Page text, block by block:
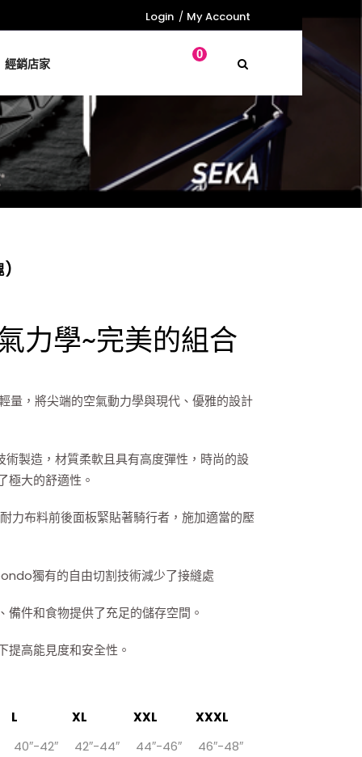
Login My Account
0
經銷店家
)
力學~完美的組合
量，將尖端的空氣動力學與現代、優雅的設計
製造，材質柔軟且具有高度彈性，時尚的設
極大的舒適性。
力布料前後面板緊貼著騎行者，施加適當的壓
獨有的自由切割技術減少了接縫處
件和食物提供了充足的儲存空間。
提高能見度和安全性。
L XL XXL
XXXL
40″-42″
42″-44″ 44″-46″
46″-48″